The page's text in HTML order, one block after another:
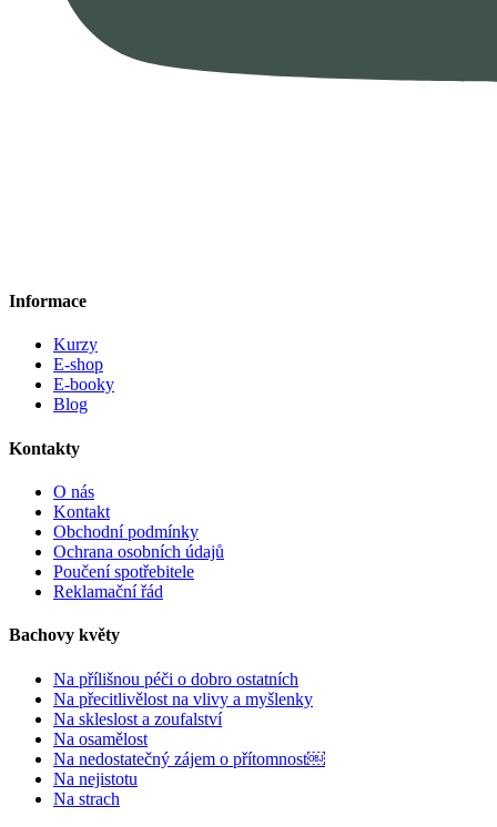
Informace
Kurzy
E-shop
E-booky
Blog
Kontakty
O nás
Kontakt
Obchodní podmínky
Ochrana osobních údajů
Poučení spotřebitele
Reklamační řád
Bachovy květy
Na přílišnou péči o dobro ostatních
Na přecitlivělost na vlivy a myšlenky
Na skleslost a zoufalství
Na osamělost
Na nedostatečný zájem o přítomnost￼
Na nejistotu
Na strach